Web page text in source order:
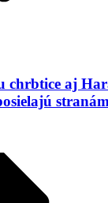
chrbtice aj